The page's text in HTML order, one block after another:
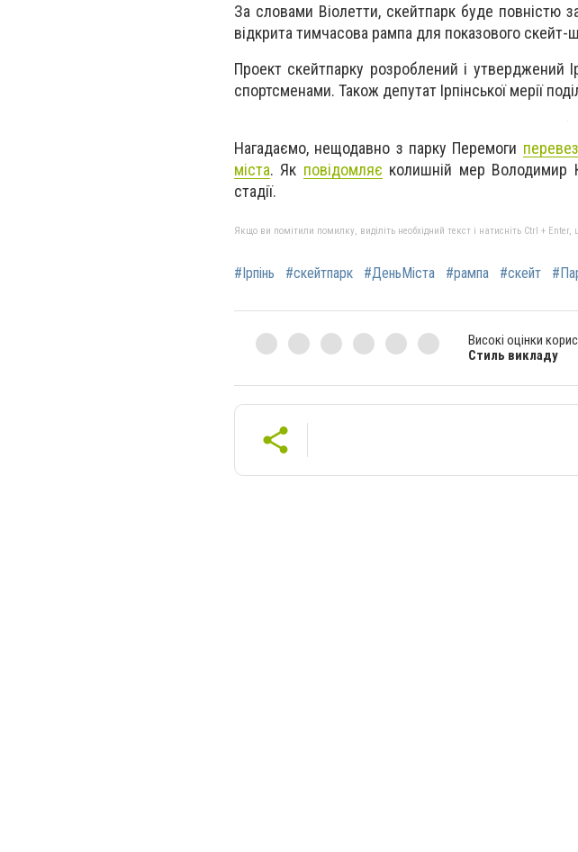
За словами Віолетти, скейтпарк буде повністю
відкрита тимчасова рампа для показового скейт-
Проект скейтпарку розроблений і утверджений
спортсменами. Також депутат Ірпінської мерії
Нагадаємо, нещодавно з парку Перемоги
міста. Як повідомляє колишній мер Володимир
стадії.
Якщо ви помітили помилку, виділіть необхідний текст і натисніть Ctrl +
#Ірпінь #скейтпарк #ДеньМіста #рампа #скейт
Високі оцінки
Стиль викладу